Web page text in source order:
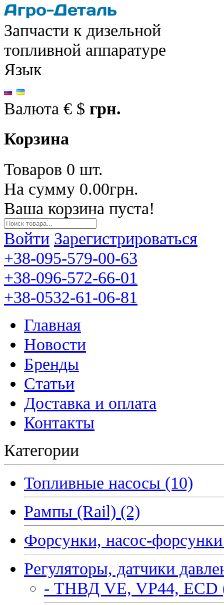
Запчасти к дизельной
топливной аппаратуре
Язык
Валюта € $ грн.
Корзина
Товаров 0 шт.
На сумму 0.00грн.
Ваша корзина пуста!
Войти Зарегистрироваться
+38-095-579-00-63
+38-096-572-66-01
+38-0532-61-06-81
Главная
Новости
Бренды
Статьи
Доставка и оплата
Контакты
Категории
Топливные насосы (10)
Рампы (Rail) (2)
Форсунки, насос-
Регуляторы, датчики
- ТНВД VE, VP44, ECD